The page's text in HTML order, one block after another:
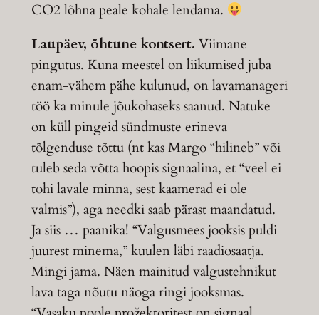
CO2 lõhna peale kohale lendama.
Laupäev, õhtune kontsert. Viimane
pingutus. Kuna meestel on liikumised juba
enam-vähem pähe kulunud, on lavamanageri
töö ka minule jõukohaseks saanud. Natuke
on küll pingeid sündmuste erineva
tõlgenduse tõttu (nt kas Margo “hilineb” või
tuleb seda võtta hoopis signaalina, et “veel ei
tohi lavale minna, sest kaamerad ei ole
valmis”), aga needki saab pärast maandatud.
Ja siis … paanika! “Valgusmees jooksis puldi
juurest minema,” kuulen läbi raadiosaatja.
Mingi jama. Näen mainitud valgustehnikut
lava taga nõutu näoga ringi jooksmas.